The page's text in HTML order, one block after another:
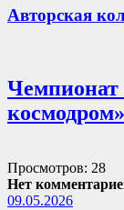
Авторская
Чемпионат
космодром»
Просмотров: 28
Нет
09.05.2026